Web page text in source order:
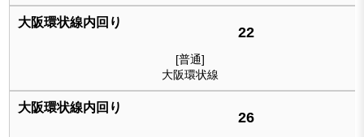
22
[普通]
大阪環状線
26